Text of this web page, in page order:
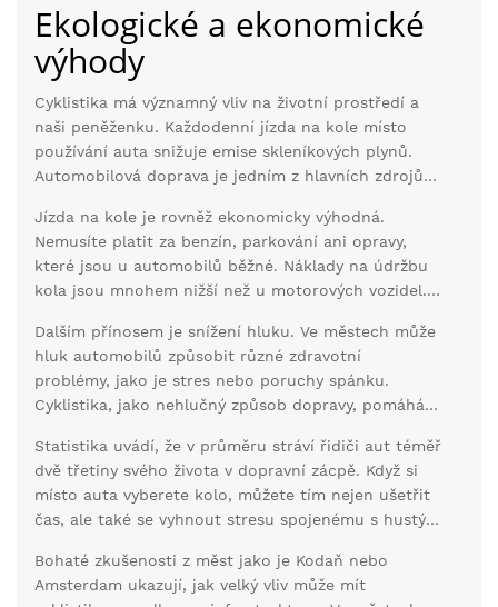
Ekologické a ekonomické
výhody
Cyklistika má významný vliv na životní prostředí a
naši peněženku. Každodenní jízda na kole místo
používání auta snižuje emise skleníkových plynů.
Automobilová doprava je jedním z hlavních zdrojů
může být efektivním řešením tohoto problému.
Podle studie Evropské cyklostezkové federace
snížení použití automobilů ve prospěch kol o 10 %
by mohlo ušetřit až 2,4 milionu tun CO2 ročně.
Jízda na kole je rovněž ekonomicky výhodná.
Nemusíte platit za benzín, parkování ani opravy,
které jsou u automobilů běžné. Náklady na údržbu
kola jsou mnohem nižší než u motorových vozidel.
které mohou být využity jinde.
Dalším přínosem je snížení hluku. Ve městech může
hluk automobilů způsobit různé zdravotní
problémy, jako je stres nebo poruchy spánku.
Cyklistika, jako nehlučný způsob dopravy, pomáhá
Statistika uvádí, že v průměru stráví řidiči aut téměř
dvě třetiny svého života v dopravní zácpě. Když si
místo auta vyberete kolo, můžete tím nejen ušetřit
čas, ale také se vyhnout stresu spojenému s hustým
městech a snižuje dopravní zácpy, což má pozitivní
dopad na nervový systém a celkovou pohodu.
Bohaté zkušenosti z měst jako je Kodaň nebo
Amsterdam ukazují, jak velký vliv může mít